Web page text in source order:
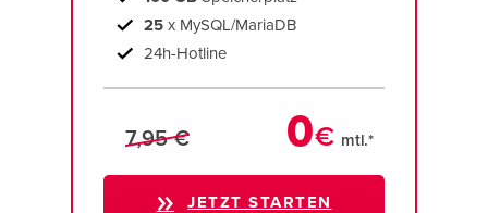
25 x MySQL/MariaDB
24h-Hotline
7,95 € 0€ mtl.*
JETZT STARTEN